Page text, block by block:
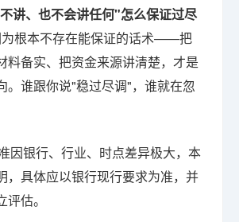
不讲、也不会讲任何"怎么保证过尽
根本不存在能保证的话术——把
料备实、把资金来源讲清楚，才是
。谁跟你说"稳过尽调"，谁就在忽
因银行、行业、时点差异极大，本
，具体应以银行现行要求为准，并
估。